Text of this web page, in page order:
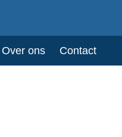
Over ons Contact